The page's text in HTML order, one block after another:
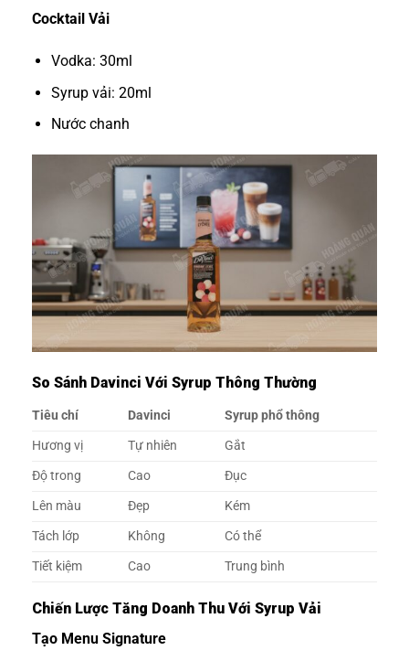
Cocktail Vải
Vodka: 30ml
Syrup vải: 20ml
Nước chanh
So Sánh Davinci Với Syrup Thông Thường
Tiêu chí Davinci
Syrup phổ thông
Hương vị
Tự nhiên
Gắt
Độ trong
Cao
Đục
Lên màu
Đẹp
Kém
Tách lớp
Không
Có thể
Tiết kiệm
Cao Trung bình
Chiến Lược Tăng Doanh Thu Với Syrup Vải
Tạo Menu Signature